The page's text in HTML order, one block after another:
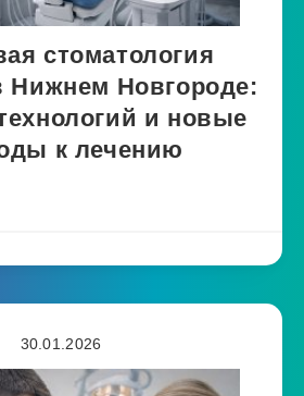
стоматология
Новгороде:
и новые
к лечению
30.01.2026